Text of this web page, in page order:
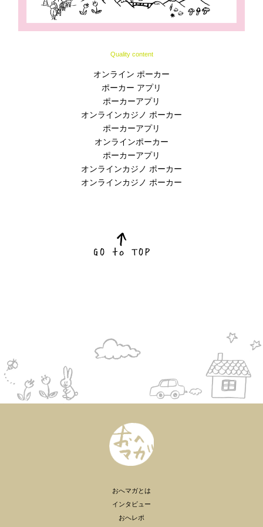
Quality content
オンライン ポーカー
ポーカー アプリ
ポーカーアプリ
オンラインカジノ ポーカー
ポーカーアプリ
オンラインポーカー
ポーカーアプリ
オンラインカジノ ポーカー
オンラインカジノ ポーカー
おへマガとは
インタビュー
おへレポ